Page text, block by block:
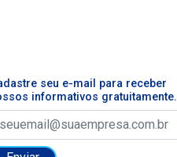
seu e-mail para receber
informativos gratuitamente.